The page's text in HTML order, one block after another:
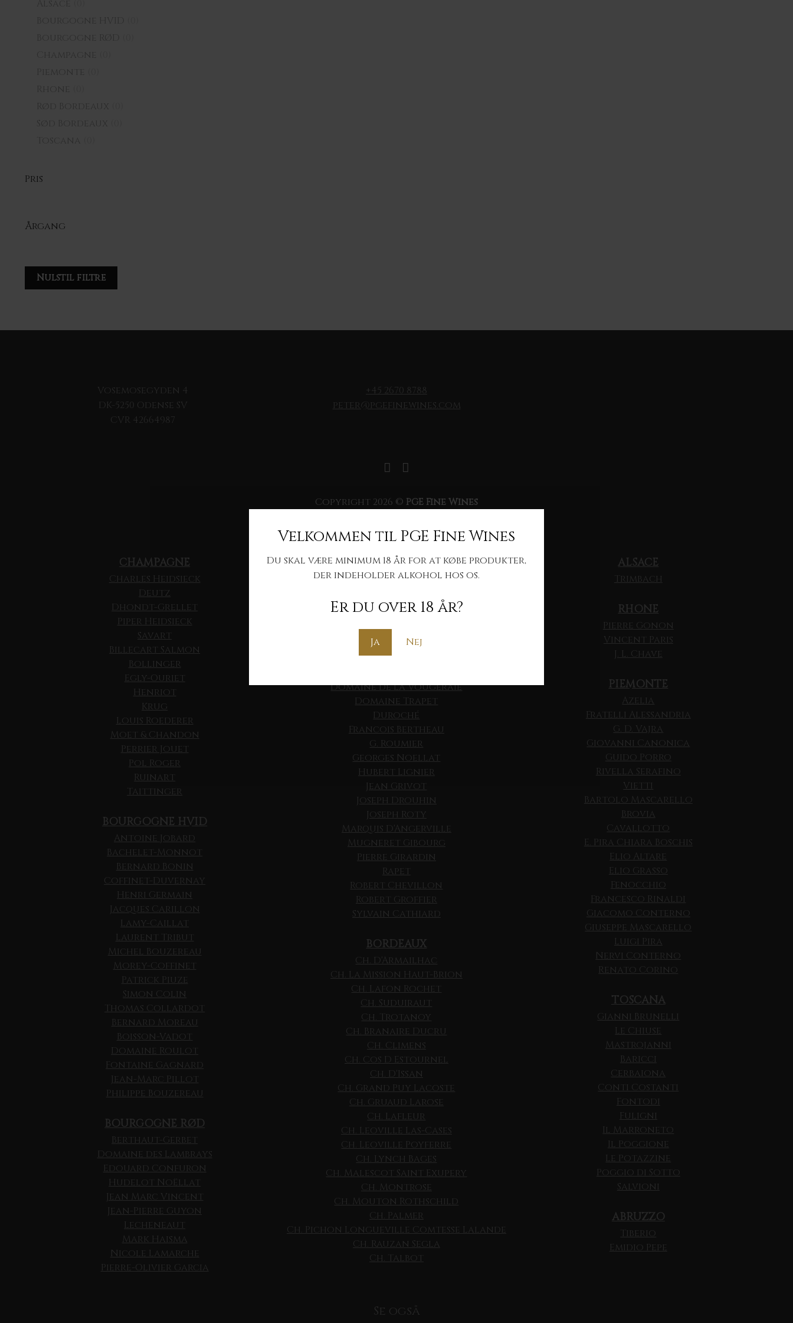
Velkommen til PGE Fine Wines
Du skal være minimum 18 år for at købe produkter,
der indeholder alkohol hos os.
Er du over 18 år?
Ja Nej
Pris
Årgang
Nulstil filtre
Vosemosegyden 4
DK-5250 Odense SV
CVR 42664987
+45 2670 8788
peter@pgefinewines.com
Copyright 2026 © PGE Fine Wines
CHAMPAGNE
Charles Heidsieck
Deutz
Dhondt-Grellet
Piper Heidsieck
Savart
Billecart Salmon
Bollinger
Egly-Ouriet
Henriot
Krug
Louis Roederer
Moet & Chandon
Perrier Jouet
Pol Roger
Ruinart
Taittinger
BOURGOGNE HVID
Antoine Jobard
Bachelet-Monnot
Bernard Bonin
Coffinet-Duvernay
Henri Germain
Jacques Carillon
Lamy-Caillat
Laurent Tribut
Michel Bouzereau
Morey-Coffinet
Patrick Piuze
Simon Colin
Thomas Collardot
Bernard Moreau
Boisson-Vadot
Domaine Roulot
Fontaine Gagnard
Jean-Marc Pillot
Philippe Bouzereau
BOURGOGNE RØD
Berthaut-Gerbet
Domaine des Lambrays
Edouard Confuron
Hudelot Noëllat
Jean Marc Vincent
Jean-Pierre Guyon
Lecheneaut
Mark Haisma
Nicole Lamarche
Pierre-Olivier Garcia
Prieure Roch
Theo Dancer Roc Breia
Arnoux-Lachaux
Clos de Tart
Comte de Vogue
Coquard Loison Fleurot
De Montille
Domaine de la Vougeraie
Domaine Trapet
Duroché
Francois Bertheau
G. Roumier
Georges Noellat
Hubert Lignier
Jean Grivot
Joseph Drouhin
Joseph Roty
Marquis D'Angerville
Mugneret Gibourg
Pierre Girardin
Rapet
Robert Chevillon
Robert Groffier
Sylvain Cathiard
BORDEAUX
Ch. D'Armailhac
Ch. La Mission Haut-Brion
Ch. Lafon Rochet
Ch. Suduiraut
Ch. Trotanoy
Ch. Branaire Ducru
Ch. Climens
Ch. Cos D Estournel
Ch. D'Issan
Ch. Grand Puy Lacoste
Ch. Gruaud Larose
Ch. Lafleur
Ch. Leoville Las-Cases
Ch. Leoville Poyferre
Ch. Lynch Bages
Ch. Malescot Saint Exupery
Ch. Montrose
Ch. Mouton Rothschild
Ch. Palmer
Ch. Pichon Longueville Comtesse Lalande
Ch. Rauzan Segla
Ch. Talbot
ALSACE
Trimbach
RHONE
Pierre Gonon
Vincent Paris
J. L. Chave
PIEMONTE
Azelia
Fratelli Alessandria
G. D. Vajra
Giovanni Canonica
Guido Porro
Rivella Serafino
Vietti
Bartolo Mascarello
Brovia
Cavallotto
E. Pira Chiara Boschis
Elio Altare
Elio Grasso
Fenocchio
Francesco Rinaldi
Giacomo Conterno
Giuseppe Mascarello
Luigi Pira
Nervi Conterno
Renato Corino
TOSCANA
Gianni Brunelli
Le Chiuse
Mastrojanni
Baricci
Cerbaiona
Conti Costanti
Fontodi
Fuligni
Il Marroneto
Il Poggione
Le Potazzine
Poggio di Sotto
Salvioni
ABRUZZO
Tiberio
Emidio Pepe
Se også